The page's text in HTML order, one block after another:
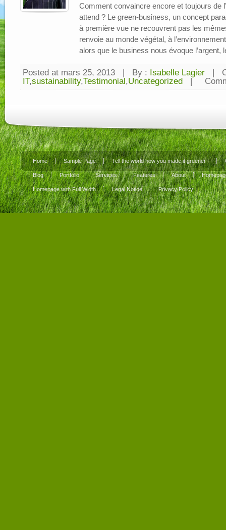
Comment convaincre encore et toujours de
attend ? Le green-business, un concept
à première vue ne recouvrent pas les
renvoie au monde végétal, à
alors que le business nous évoque l’argent,
Posted at mars 25, 2013 | By : Isabelle Lagier |
IT,sustainability,Testimonial,Uncategorized |
Home Sample Page Tell the world how you made it greener !
Blog Portfolio Services Features About
Homepage with Full Width Legal Notice Privacy Policy